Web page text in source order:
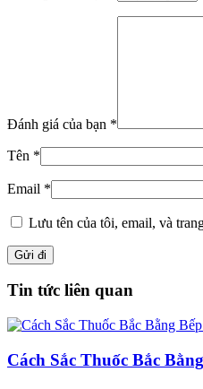
Đánh giá của bạn *
Tên *
Email *
Lưu tên của tôi, email, và
Tin tức liên quan
Cách Sắc Thuốc Bắc